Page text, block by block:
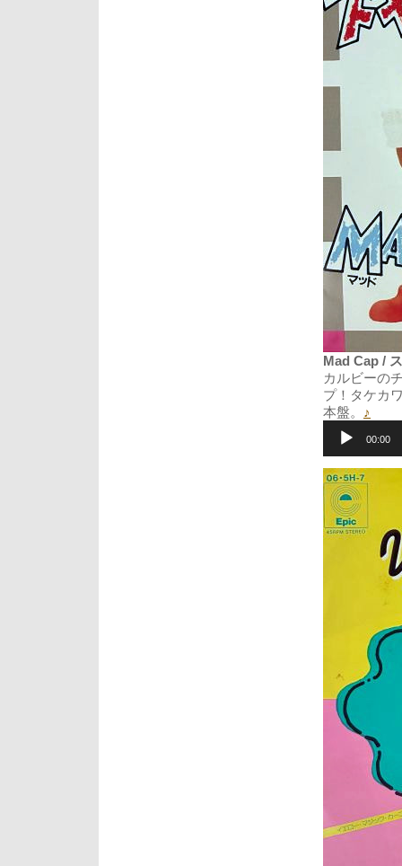
Mad Cap /
カルビーの
プ！タケカ
本盤。 ♪
プ
レ
ー
ヤ
ー
00:00